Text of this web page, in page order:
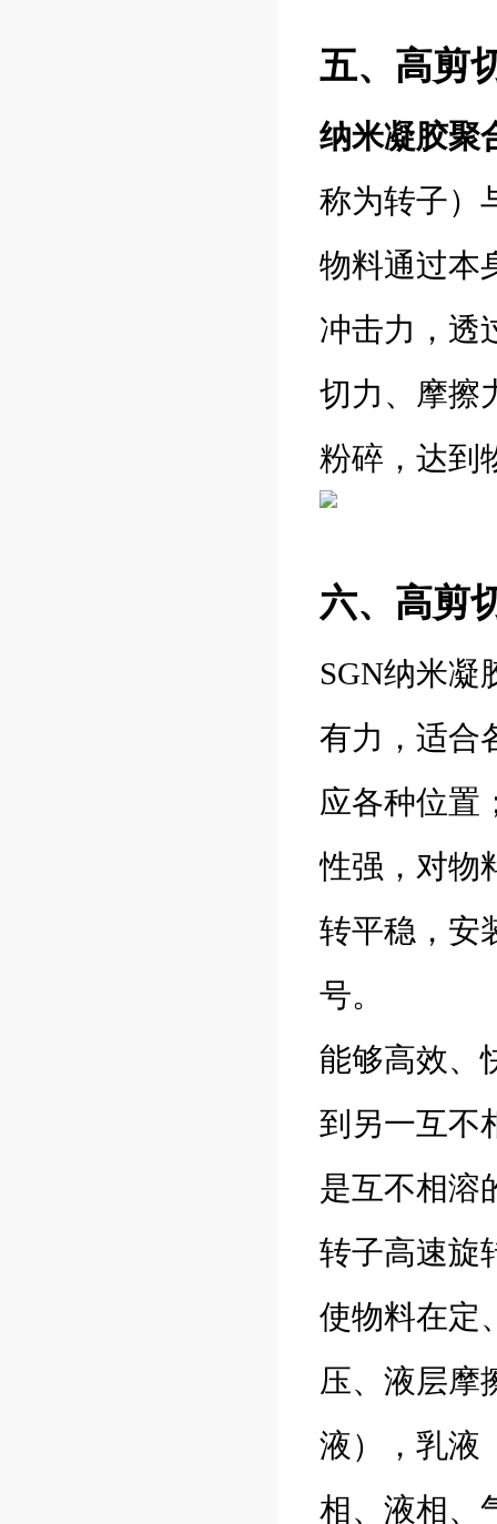
五、高剪
纳米凝胶聚
称为转子）
物料通过本
冲击力，透
切力、摩擦
粉碎，达到
六、高剪
SGN纳米凝
有力，适合
应各种位置
性强，对物
转平稳，安
号。
能够高效、
到另一互不
是互不相溶
转子高速旋
使物料在定
压、液层摩
液），乳液
相、液相、